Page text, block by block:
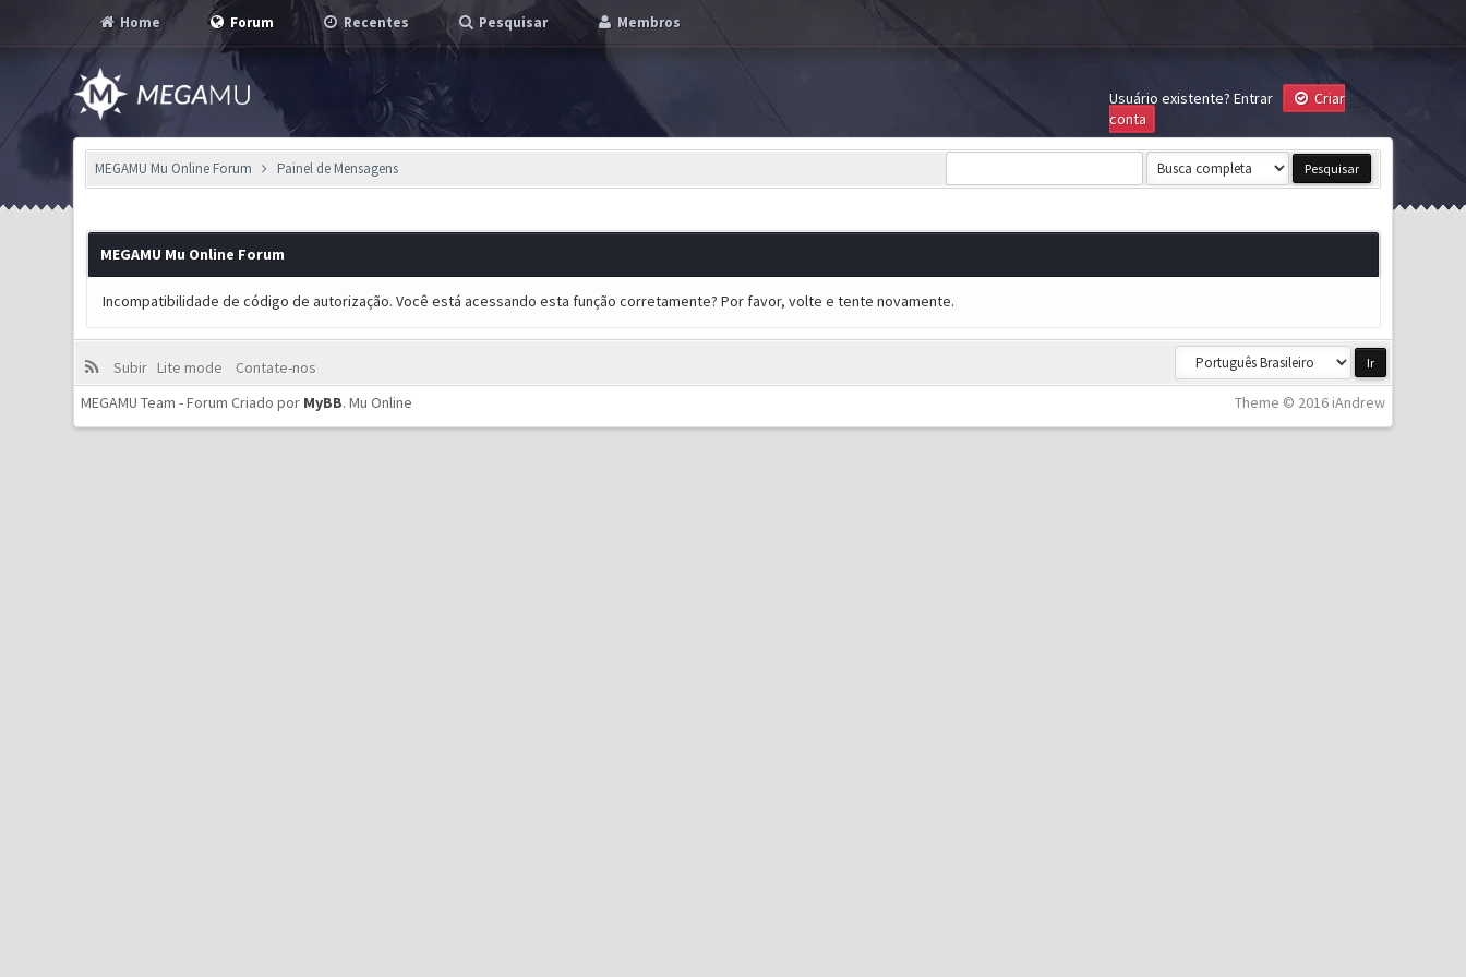
Home Forum Recentes Pesquisar Membros
Usuário existente? Entrar
Criar
conta
MEGAMU Mu Online Forum Painel de Mensagens
MEGAMU Mu Online Forum
Incompatibilidade de código de autorização. Você está acessando esta função corretamente? Por favor, volte e tente novamente.
Subir Lite mode
Contate-nos
Theme © 2016 iAndrew
MEGAMU Team - Forum Criado por MyBB.Mu Online